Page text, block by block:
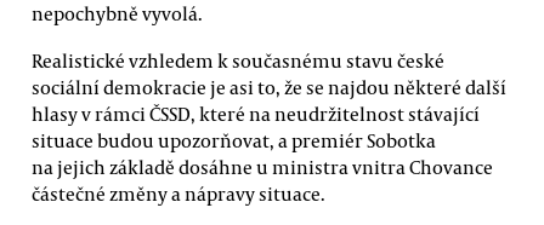
nepochybně vyvolá.
Realistické vzhledem k současnému stavu české
sociální demokracie je asi to, že se najdou některé další
hlasy v rámci ČSSD, které na neudržitelnost stávající
situace budou upozorňovat, a premiér Sobotka
na jejich základě dosáhne u ministra vnitra Chovance
částečné změny a nápravy situace.